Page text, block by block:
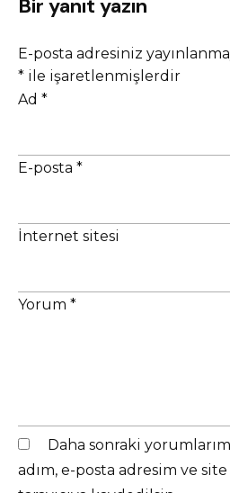
Bir yanıt yazın
E-posta adresiniz
* ile işaretlenmişlerdir
Ad *
E-posta *
İnternet sitesi
Yorum *
Daha sonraki
adım, e-posta adresim ve